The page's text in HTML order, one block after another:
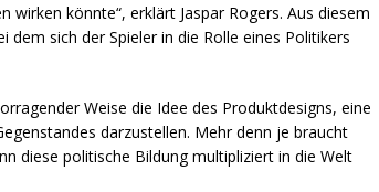
könnte“, erklärt Jaspar Rogers. Aus diesem
sich der Spieler in die Rolle eines Politikers
Weise die Idee des Produktdesigns, eine
darzustellen. Mehr denn je braucht
diese politische Bildung multipliziert in die Welt